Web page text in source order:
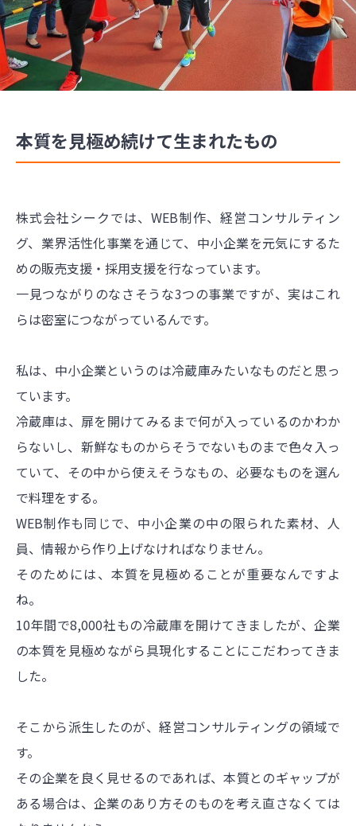
本質を見極め続けて生まれたもの
株式会社シークでは、WEB制作、経営コンサルティン
グ、業界活性化事業を通じて、中小企業を元気にするた
めの販売支援・採用支援を行なっています。
一見つながりのなさそうな3つの事業ですが、実はこれ
らは密室につながっているんです。
私は、中小企業というのは冷蔵庫みたいなものだと思っ
ています。
冷蔵庫は、扉を開けてみるまで何が入っているのかわか
らないし、新鮮なものからそうでないものまで色々入っ
ていて、その中から使えそうなもの、必要なものを選ん
で料理をする。
WEB制作も同じで、中小企業の中の限られた素材、人
員、情報から作り上げなければなりません。
そのためには、本質を見極めることが重要なんですよ
ね。
10年間で8,000社もの冷蔵庫を開けてきましたが、企業
の本質を見極めながら具現化することにこだわってきま
した。
そこから派生したのが、経営コンサルティングの領域で
す。
その企業を良く見せるのであれば、本質とのギャップが
ある場合は、企業のあり方そのものを考え直さなくては